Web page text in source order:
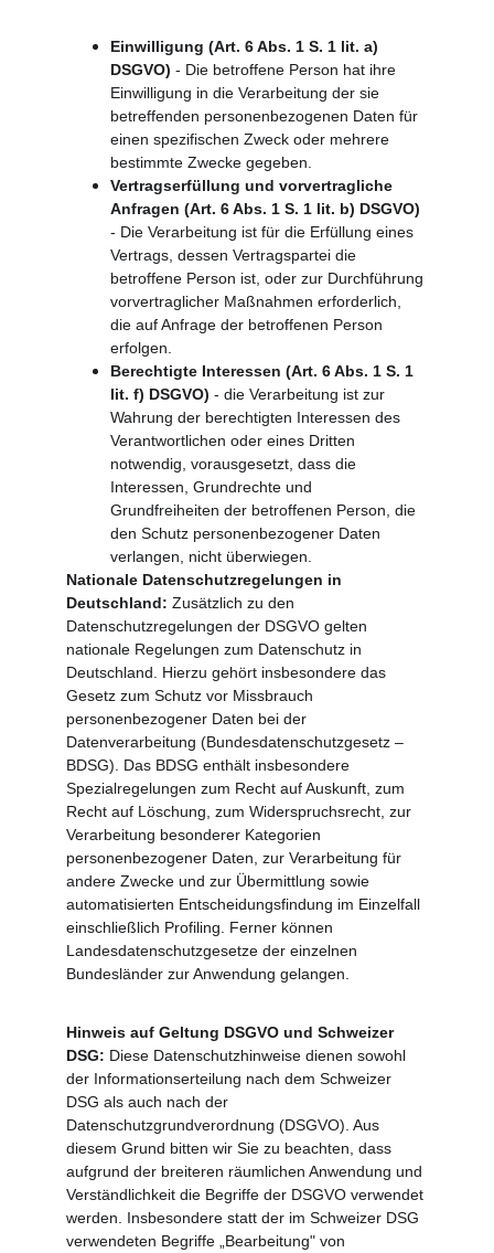
Einwilligung (Art. 6 Abs. 1 S. 1 lit. a)
DSGVO) - Die betroffene Person hat ihre
Einwilligung in die Verarbeitung der sie
betreffenden personenbezogenen Daten für
einen spezifischen Zweck oder mehrere
bestimmte Zwecke gegeben.
Vertragserfüllung und vorvertragliche
Anfragen (Art. 6 Abs. 1 S. 1 lit. b) DSGVO)
- Die Verarbeitung ist für die Erfüllung eines
Vertrags, dessen Vertragspartei die
betroffene Person ist, oder zur Durchführung
vorvertraglicher Maßnahmen erforderlich,
die auf Anfrage der betroffenen Person
erfolgen.
Berechtigte Interessen (Art. 6 Abs. 1 S. 1
lit. f) DSGVO) - die Verarbeitung ist zur
Wahrung der berechtigten Interessen des
Verantwortlichen oder eines Dritten
notwendig, vorausgesetzt, dass die
Interessen, Grundrechte und
Grundfreiheiten der betroffenen Person, die
den Schutz personenbezogener Daten
verlangen, nicht überwiegen.
Nationale Datenschutzregelungen in
Deutschland: Zusätzlich zu den
Datenschutzregelungen der DSGVO gelten
nationale Regelungen zum Datenschutz in
Deutschland. Hierzu gehört insbesondere das
Gesetz zum Schutz vor Missbrauch
personenbezogener Daten bei der
Datenverarbeitung (Bundesdatenschutzgesetz –
BDSG). Das BDSG enthält insbesondere
Spezialregelungen zum Recht auf Auskunft, zum
Recht auf Löschung, zum Widerspruchsrecht, zur
Verarbeitung besonderer Kategorien
personenbezogener Daten, zur Verarbeitung für
andere Zwecke und zur Übermittlung sowie
automatisierten Entscheidungsfindung im Einzelfall
einschließlich Profiling. Ferner können
Landesdatenschutzgesetze der einzelnen
Bundesländer zur Anwendung gelangen.
Hinweis auf Geltung DSGVO und Schweizer
DSG: Diese Datenschutzhinweise dienen sowohl
der Informationserteilung nach dem Schweizer
DSG als auch nach der
Datenschutzgrundverordnung (DSGVO). Aus
diesem Grund bitten wir Sie zu beachten, dass
aufgrund der breiteren räumlichen Anwendung und
Verständlichkeit die Begriffe der DSGVO verwendet
werden. Insbesondere statt der im Schweizer DSG
verwendeten Begriffe „Bearbeitung" von